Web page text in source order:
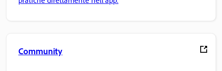
Community